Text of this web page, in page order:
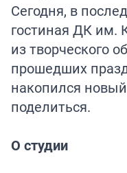
Сегодня, в
гостиная ДК им.
из творческого
прошедших
накопился
поделиться.
О студии